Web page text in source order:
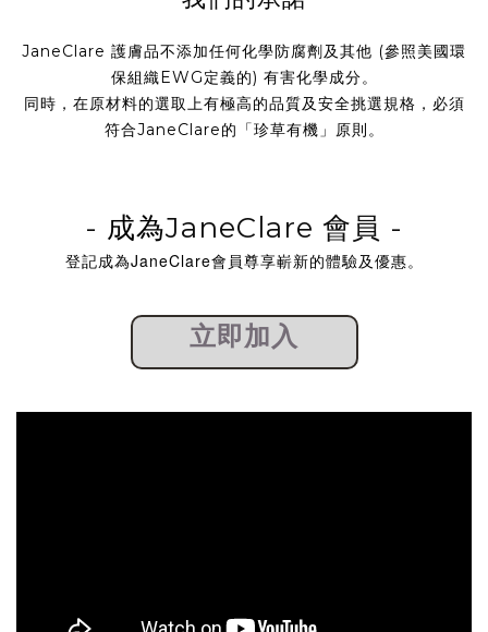
JaneClare 護膚品不添加任何化學防腐劑及其他 (參照美國環
保組織EWG定義的) 有害化學成分。
同時，在原材料的選取上有極高的品質及安全挑選規格，必須
符合JaneClare的「珍草有機」原則。
- 成為JaneClare 會員 -
登記成為JaneClare會員尊享嶄新的體驗及優惠。
立即加入